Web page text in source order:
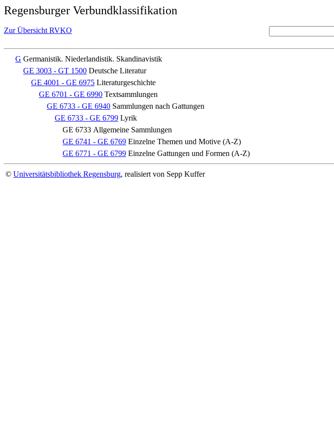
Regensburger Verbundklassifikation
Zur Übersicht RVKO
G Germanistik. Niederlandistik. Skandinavistik
GE 3003 - GT 1500 Deutsche Literatur
GE 4001 - GE 6975 Literaturgeschichte
GE 6701 - GE 6990 Textsammlungen
GE 6733 - GE 6940 Sammlungen nach Gattungen
GE 6733 - GE 6799 Lyrik
GE 6733 Allgemeine Sammlungen
GE 6741 - GE 6769 Einzelne Themen und Motive (A-Z)
GE 6771 - GE 6799 Einzelne Gattungen und Formen (A-Z)
© Universitätsbibliothek Regensburg, realisiert von Sepp Kuffer